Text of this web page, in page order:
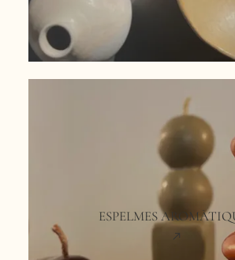
ESPELMES